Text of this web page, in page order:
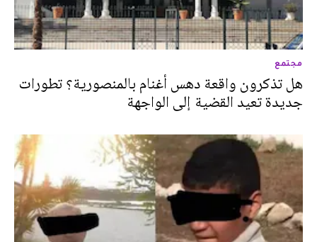
مجتمع
هل تذكرون واقعة دهس أغنام بالمنصورية؟ تطورات
جديدة تعيد القضية إلى الواجهة